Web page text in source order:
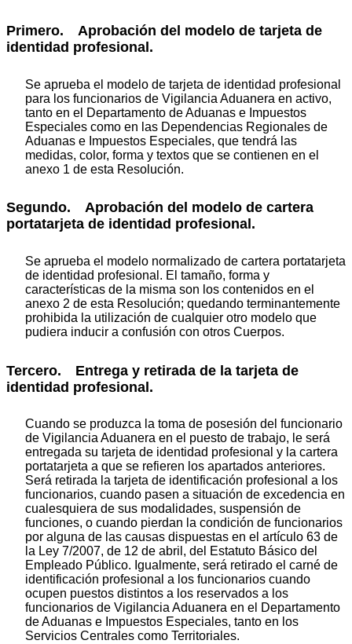
Primero. Aprobación del modelo de tarjeta de
identidad profesional.
Se aprueba el modelo de tarjeta de identidad profesional
para los funcionarios de Vigilancia Aduanera en activo,
tanto en el Departamento de Aduanas e Impuestos
Especiales como en las Dependencias Regionales de
Aduanas e Impuestos Especiales, que tendrá las
medidas, color, forma y textos que se contienen en el
anexo 1 de esta Resolución.
Segundo. Aprobación del modelo de cartera
portatarjeta de identidad profesional.
Se aprueba el modelo normalizado de cartera portatarjeta
de identidad profesional. El tamaño, forma y
características de la misma son los contenidos en el
anexo 2 de esta Resolución; quedando terminantemente
prohibida la utilización de cualquier otro modelo que
pudiera inducir a confusión con otros Cuerpos.
Tercero. Entrega y retirada de la tarjeta de
identidad profesional.
Cuando se produzca la toma de posesión del funcionario
de Vigilancia Aduanera en el puesto de trabajo, le será
entregada su tarjeta de identidad profesional y la cartera
portatarjeta a que se refieren los apartados anteriores.
Será retirada la tarjeta de identificación profesional a los
funcionarios, cuando pasen a situación de excedencia en
cualesquiera de sus modalidades, suspensión de
funciones, o cuando pierdan la condición de funcionarios
por alguna de las causas dispuestas en el artículo 63 de
la Ley 7/2007, de 12 de abril, del Estatuto Básico del
Empleado Público. Igualmente, será retirado el carné de
identificación profesional a los funcionarios cuando
ocupen puestos distintos a los reservados a los
funcionarios de Vigilancia Aduanera en el Departamento
de Aduanas e Impuestos Especiales, tanto en los
Servicios Centrales como Territoriales.